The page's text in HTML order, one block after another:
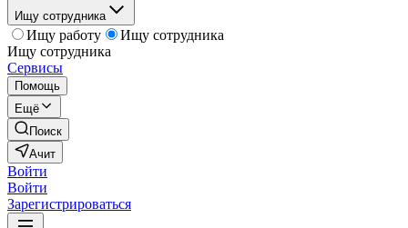
Ищу сотрудника
Ищу работу
Ищу сотрудника
Ищу сотрудника
Сервисы
Помощь
Ещё
Поиск
Ачит
Войти
Войти
Зарегистрироваться